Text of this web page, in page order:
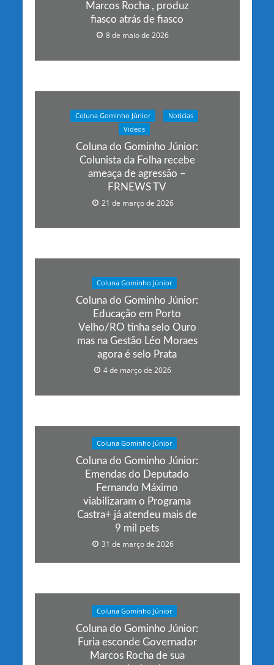
Marcos Rocha , produz
fiasco atrás de fiasco
8 de maio de 2026
Coluna Gominho Júnior
Noticias
Videos
Coluna do Gominho Júnior:
Colunista da Folha recebe
ameaça de agressão –
FRNEWS TV
21 de março de 2026
Coluna Gominho Júnior
Coluna do Gominho Júnior:
Educação em Porto
Velho/RO tinha selo Ouro
mas na Gestão Léo Moraes
agora é selo Prata
4 de março de 2026
Coluna Gominho Júnior
Coluna do Gominho Júnior:
Emendas do Deputado
Fernando Máximo
viabilizaram o Programa
Castra+ já atendeu mais de
9 mil pets
31 de março de 2026
Coluna Gominho Júnior
Coluna do Gominho Júnior:
Furia esconde Governador
Marcos Rocha de sua